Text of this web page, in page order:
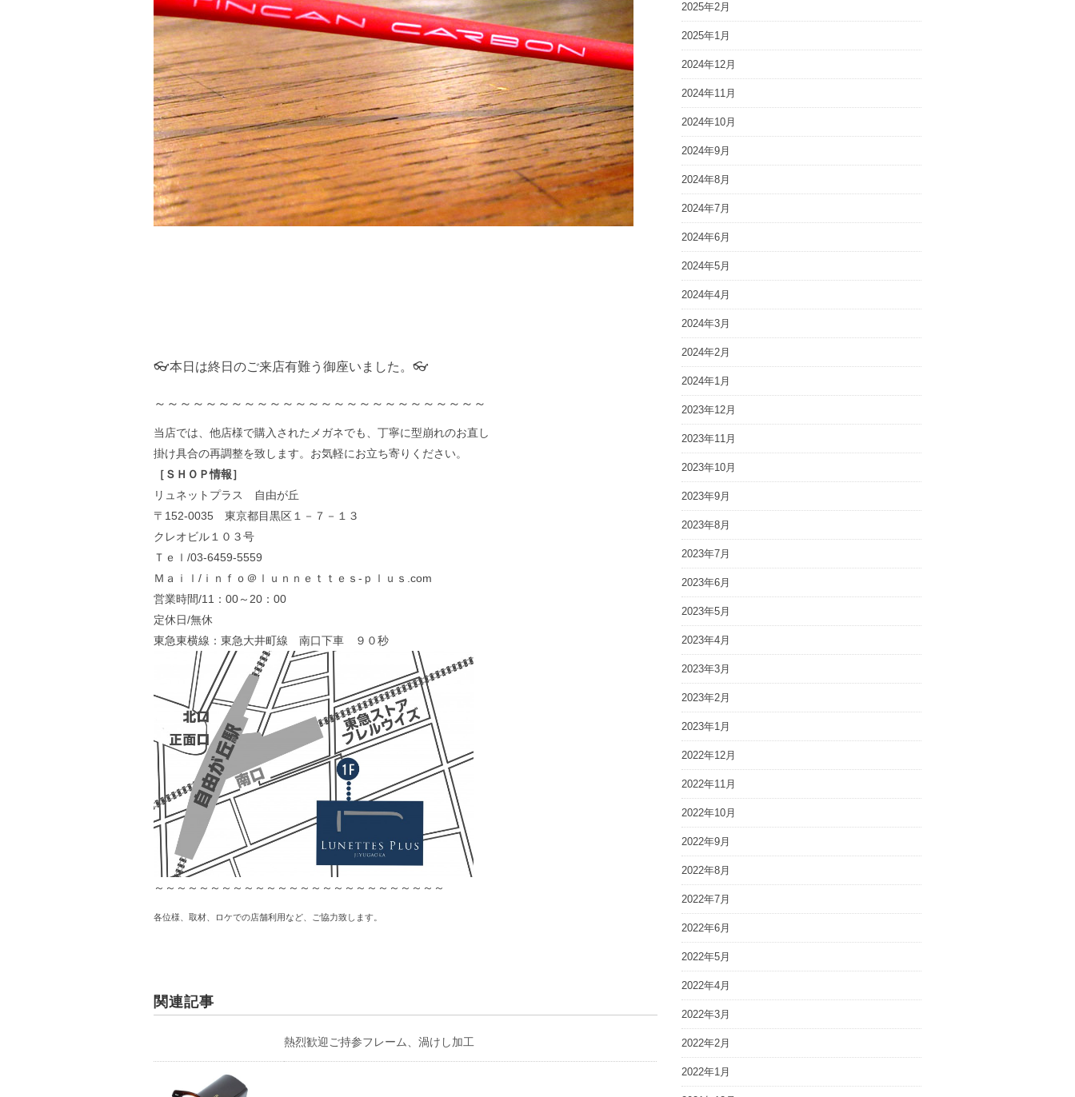
👓本日は終日のご来店有難う御座いました。👓
～～～～～～～～～～～～～～～～～～～～～～～～～～
当店では、他店様で購入されたメガネでも、丁寧に型崩れのお直し
掛け具合の再調整を致します。お気軽にお立ち寄りください。
［ＳＨＯＰ情報］
リュネットプラス 自由が丘
〒152-0035 東京都目黒区１－７－１３
クレオビル１０３号
Ｔｅｌ/03-6459-5559
Ｍａｉｌ/ｉｎｆｏ＠ｌｕｎｎｅｔｔｅｓ-ｐｌｕｓ.com
営業時間/11：00～20：00
定休日/無休
東急東横線：東急大井町線 南口下車 ９０秒
～～～～～～～～～～～～～～～～～～～～～～～～～～
各位様、取材、ロケでの店舗利用など、ご協力致します。
関連記事
熱烈歓迎ご持参フレーム、渦けし加工
2025年2月
2025年1月
2024年12月
2024年11月
2024年10月
2024年9月
2024年8月
2024年7月
2024年6月
2024年5月
2024年4月
2024年3月
2024年2月
2024年1月
2023年12月
2023年11月
2023年10月
2023年9月
2023年8月
2023年7月
2023年6月
2023年5月
2023年4月
2023年3月
2023年2月
2023年1月
2022年12月
2022年11月
2022年10月
2022年9月
2022年8月
2022年7月
2022年6月
2022年5月
2022年4月
2022年3月
2022年2月
2022年1月